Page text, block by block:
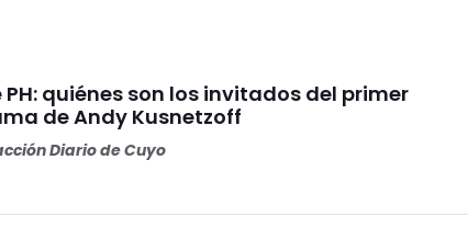
PH: quiénes son los invitados del primer
de Andy Kusnetzoff
Diario de Cuyo